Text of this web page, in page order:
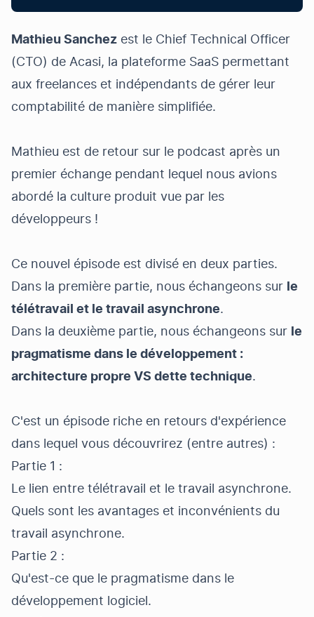
Mathieu Sanchez est le Chief Technical Officer
(CTO) de Acasi, la plateforme SaaS permettant
aux freelances et indépendants de gérer leur
comptabilité de manière simplifiée.
Mathieu est de retour sur le podcast après un
premier échange pendant lequel nous avions
abordé la culture produit vue par les
développeurs !
Ce nouvel épisode est divisé en deux parties.
Dans la première partie, nous échangeons sur le
télétravail et le travail asynchrone.
Dans la deuxième partie, nous échangeons sur le
pragmatisme dans le développement :
architecture propre VS dette technique.
C'est un épisode riche en retours d'expérience
dans lequel vous découvrirez (entre autres) :
Partie 1 :
Le lien entre télétravail et le travail asynchrone.
Quels sont les avantages et inconvénients du
travail asynchrone.
Partie 2 :
Qu'est-ce que le pragmatisme dans le
développement logiciel.